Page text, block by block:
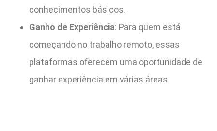
conhecimentos básicos.
Ganho de Experiência: Para quem está
começando no trabalho remoto, essas
plataformas oferecem uma oportunidade de
ganhar experiência em várias áreas.